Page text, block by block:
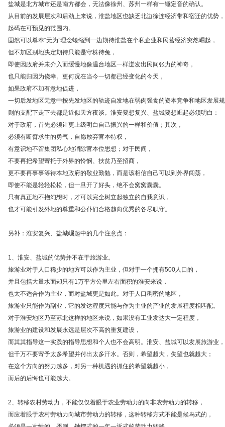
盐城是北方城市还是南方都会，无法像徐州、苏州一样有一锤定音的确认。
从目前的发展层次和后劲上来说，淮盐地区也缺乏北边徐连经济带和宿迁的优势，
起码在可预见的范围内。
固然可以尊奉“无为”理念蜷缩到一边期待淮盐在个私企业和民营经济突然崛起，
但不加区别地决定期待只能是守株待兔，
即使因政府并未介入而缓慢地像温台地区一样迸发出民间张力的神奇，
也只能归因为侥幸。更何况在当今一切都已经变化的今天，
如果政府不加有意地促进，
一切后发地区无意中按先发地区的轨迹自发地在弱肉强食的资本竞争和地区发展规
则的支配下走下去都是近似天方夜谈。淮安要想复兴、盐城要想崛起必须明白：
对于政府，首先必须让更上级明白自己振兴的一样和价值；其次，
必须有断臂求生的勇气，自愿放弃官本特权，
有意识地不留集团私心地消除官本位思想；对于民间，
不要再把希望寄托于外界的怜悯、扶贫乃至招商，
更不要再事事等待本地政府的敬业勤勉，而是该相信自己可以到外界闯荡，
即使不能是轻轻松松，但一旦开了好头，绝不会窝窝囊囊。
只有真正地不抱幻想时，才可以完全树立起独立的自我意识，
也才可能引发外地的尊重和公仆们合格趋向优秀的各尽职守。
另补：淮安复兴、盐城崛起中的几个注意点：
1、淮安、盐城的优势并不在于旅游业。
旅游业对于人口稀少的地方可以作为主业，但对于一个拥有500人口的，
并且包括大量水面却只有1万平方公里左右面积的淮安来说，
也太不适合作为主业，而对盐城更是如此。对于人口稠密的地区，
旅游业只能作为副业，它的发达程度只能与作为主业的产业的发展程度相匹配。
对于淮安地区乃至苏北这样的地区来说，如果没有工业发达大一定程度，
旅游业的建设和发展永远是层次不高的重复建设，
而其其指导这一实践的指导思想和个人也不会高明。淮安、盐城可以发展旅游业，
但千万不要寄予太多希望并付出太多汗水。否则，希望越大，失望也就越大；
在这个方向的努力越多，对另一种机遇的抓住的希望就越小，
而后的后悔也可能越大。
2、转移农村劳动力，不能仅仅着眼于农业劳动力的向非农劳动力的转移，
而应着眼于农村劳动力向城市劳动力的转移，这种转移方式不能是候鸟式的，